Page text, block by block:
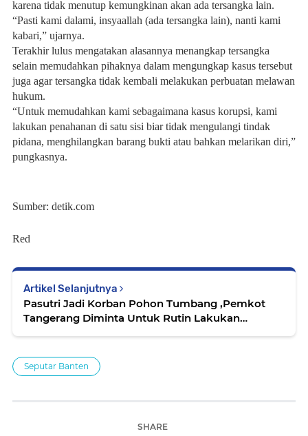
karena tidak menutup kemungkinan akan ada tersangka lain.
“Pasti kami dalami, insyaallah (ada tersangka lain), nanti kami
kabari,” ujarnya.
Terakhir lulus mengatakan alasannya menangkap tersangka
selain memudahkan pihaknya dalam mengungkap kasus tersebut
juga agar tersangka tidak kembali melakukan perbuatan melawan
hukum.
“Untuk memudahkan kami sebagaimana kasus korupsi, kami
lakukan penahanan di satu sisi biar tidak mengulangi tindak
pidana, menghilangkan barang bukti atau bahkan melarikan diri,”
pungkasnya.
Sumber: detik.com
Red
Artikel Selanjutnya
Pasutri Jadi Korban Pohon Tumbang ,Pemkot
Tangerang Diminta Untuk Rutin Lakukan
Seputar Banten
SHARE